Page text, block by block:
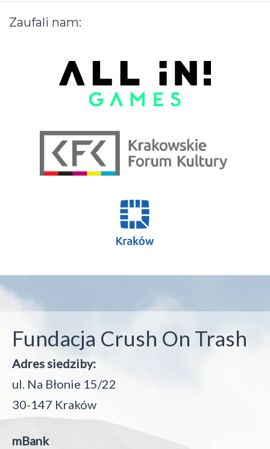
Zaufali nam:
Fundacja Crush On Trash
Adres siedziby:
ul. Na Błonie 15/22
30-147 Kraków
mBank